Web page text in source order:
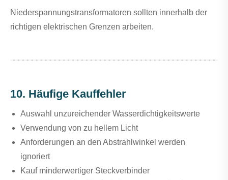
Niederspannungstransformatoren sollten innerhalb der
richtigen elektrischen Grenzen arbeiten.
10. Häufige Kauffehler
Auswahl unzureichender Wasserdichtigkeitswerte
Verwendung von zu hellem Licht
Anforderungen an den Abstrahlwinkel werden
ignoriert
Kauf minderwertiger Steckverbinder